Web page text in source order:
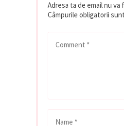
Adresa ta de email nu va
Câmpurile obligatorii